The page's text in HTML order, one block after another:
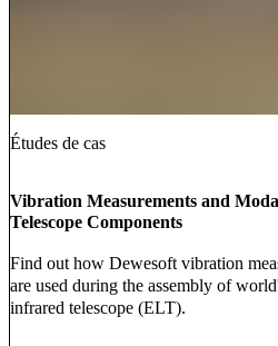
Études de cas
Vibration Measurements and
Telescope Components
Find out how Dewesoft vibration
are used during the assembly of
infrared telescope (ELT).